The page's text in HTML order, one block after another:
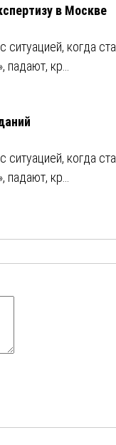
в Москве
ситуацией, когда
кр…
ситуацией, когда
кр…